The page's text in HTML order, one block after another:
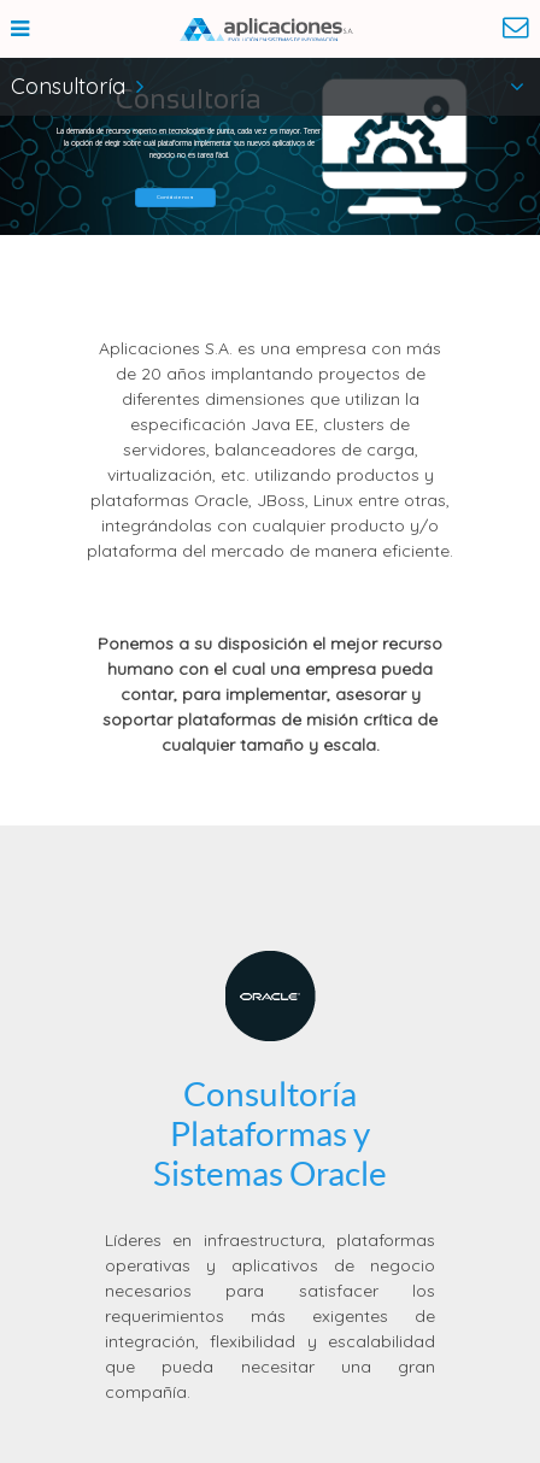
ConsultoríaConsultoría
La demanda de recurso experto en tecnologías de punta, cada vez es mayor. Tener
la opción de elegir sobre cuál plataforma implementar sus nuevos aplicativos de
negocio no es tarea fácil.
Contáctenos
Aplicaciones S.A. es una empresa con más
de 20 años implantando proyectos de
diferentes dimensiones que utilizan la
especificación Java EE, clusters de
servidores, balanceadores de carga,
virtualización, etc. utilizando productos y
plataformas Oracle, JBoss, Linux entre otras,
integrándolas con cualquier producto y/o
plataforma del mercado de manera eficiente.
Ponemos a su disposición el mejor recurso
humano con el cual una empresa pueda
contar, para implementar, asesorar y
soportar plataformas de misión crítica de
cualquier tamaño y escala.
Consultoría
Plataformas y
Sistemas Oracle
Líderes en infraestructura, plataformas
operativas y aplicativos de negocio
necesarios para satisfacer los
requerimientos más exigentes de
integración, flexibilidad y escalabilidad
que pueda necesitar una gran
compañía.